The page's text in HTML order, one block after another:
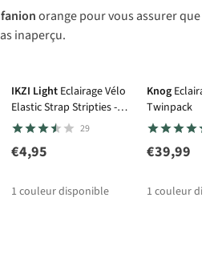
fanionorangepourvous assurerque
as inaperçu.
IKZI Light Eclairage Vélo
Elastic Strap Stripties -
Tech 2 LED
29
€4,95
1 couleur disponible
Knog
Twinpack
€39,99
1 couleur